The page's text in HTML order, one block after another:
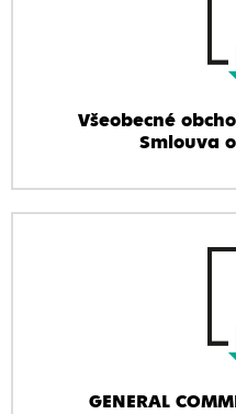
Všeobecné
Smlouva
GENERAL